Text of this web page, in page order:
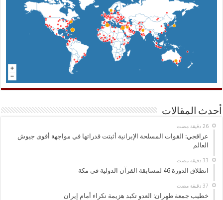
أحدث المقالات
‏26 دقيقة مضت
عراقجي: القوات المسلحة الإيرانية أثبتت قدراتها في مواجهة أقوى جيوش
العالم
انطلاق الدورة 46 لمسابقة القرآن الدولية في مكة
خطيب جمعة طهران: العدو تكبد هزيمة نكراء أمام إيران